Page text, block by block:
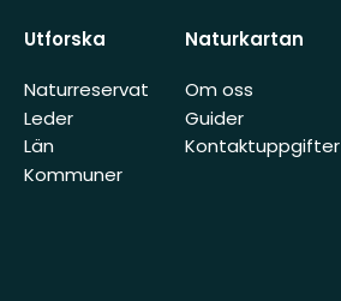
Utforska
Naturreservat
Leder
Län
Kommuner
Naturkartan
Om oss
Guider
Kontaktuppgifter